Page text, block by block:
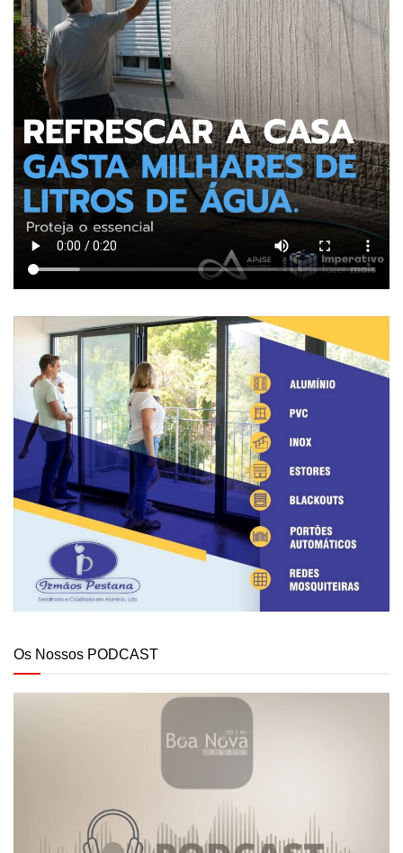
Os Nossos PODCAST